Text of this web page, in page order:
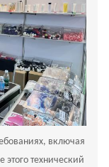
включая
технический